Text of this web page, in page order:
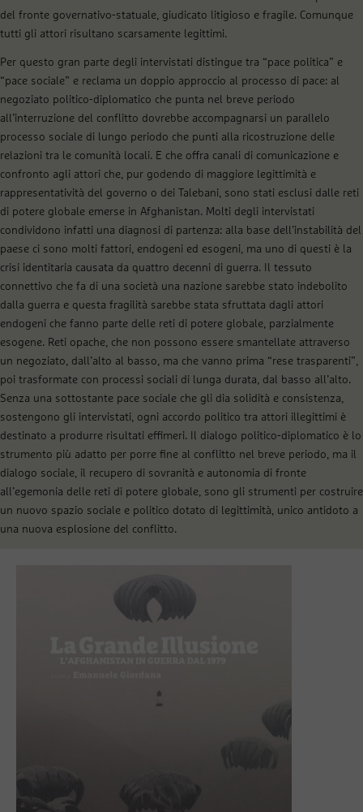
del fronte governativo-statuale, giudicato litigioso e fragile. Comunque
tutti gli attori risultano scarsamente legittimi.
Per questo gran parte degli intervistati distingue tra “pace politica” e
“pace sociale” e reclama un doppio approccio al processo di pace: al
negoziato politico-diplomatico che punta nel breve periodo
all’interruzione del conflitto dovrebbe accompagnarsi un parallelo
processo sociale di lungo periodo che punti alla ricostruzione delle
relazioni tra le comunità locali. E che offra canali di comunicazione e
confronto agli attori che, pur godendo di maggiore legittimità e
rappresentatività del governo o dei Talebani, sono stati esclusi dalle reti
di potere globale emerse in Afghanistan. Molti degli intervistati
condividono infatti una diagnosi di partenza: alla base dell’instabilità del
paese ci sono molti fattori, endogeni ed esogeni, ma uno di questi è la
crisi identitaria causata da quattro decenni di guerra. Il tessuto
connettivo che fa di una società una nazione sarebbe stato indebolito
dalla guerra e questa fragilità sarebbe stata sfruttata dagli attori
endogeni che fanno parte delle reti di potere globale, parzialmente
esogene. Reti opache, che non possono essere smantellate attraverso
un negoziato, dall’alto al basso, ma che vanno prima “rese trasparenti”,
poi trasformate con processi sociali di lunga durata, dal basso all’alto.
Senza una sottostante pace sociale che gli dia solidità e consistenza,
sostengono gli intervistati, ogni accordo politico tra attori illegittimi è
destinato a produrre risultati effimeri. Il dialogo politico-diplomatico è lo
strumento più adatto per porre fine al conflitto nel breve periodo, ma il
dialogo sociale, il recupero di sovranità e autonomia di fronte
all’egemonia delle reti di potere globale, sono gli strumenti per costruire
un nuovo spazio sociale e politico dotato di legittimità, unico antidoto a
una nuova esplosione del conflitto.